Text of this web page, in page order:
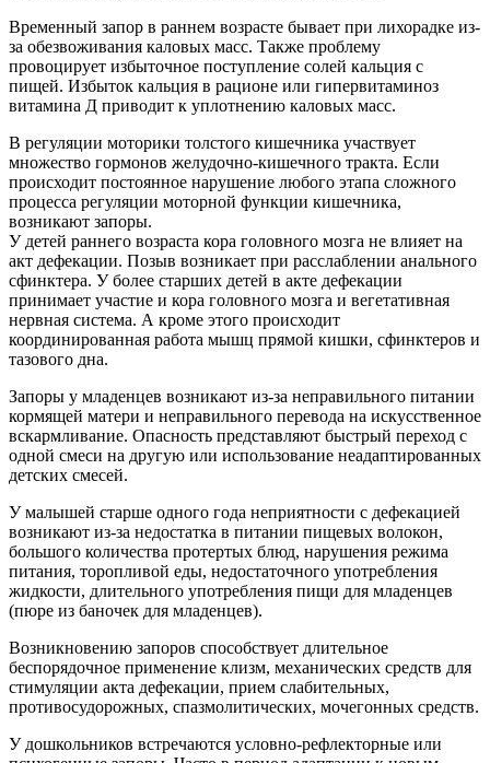
Временный запор в раннем возрасте бывает при лихорадке из-
за обезвоживания каловых масс. Также проблему
провоцирует избыточное поступление солей кальция с
пищей. Избыток кальция в рационе или гипервитаминоз
витамина Д приводит к уплотнению каловых масс.
В регуляции моторики толстого кишечника участвует
множество гормонов желудочно-кишечного тракта. Если
происходит постоянное нарушение любого этапа сложного
процесса регуляции моторной функции кишечника,
возникают запоры.
У детей раннего возраста кора головного мозга не влияет на
акт дефекации. Позыв возникает при расслаблении анального
сфинктера. У более старших детей в акте дефекации
принимает участие и кора головного мозга и вегетативная
нервная система. А кроме этого происходит
координированная работа мышц прямой кишки, сфинктеров и
тазового дна.
Запоры у младенцев возникают из-за неправильного питании
кормящей матери и неправильного перевода на искусственное
вскармливание. Опасность представляют быстрый переход с
одной смеси на другую или использование неадаптированных
детских смесей.
У малышей старше одного года неприятности с дефекацией
возникают из-за недостатка в питании пищевых волокон,
большого количества протертых блюд, нарушения режима
питания, торопливой еды, недостаточного употребления
жидкости, длительного употребления пищи для младенцев
(пюре из баночек для младенцев).
Возникновению запоров способствует длительное
беспорядочное применение клизм, механических средств для
стимуляции акта дефекации, прием слабительных,
противосудорожных, спазмолитических, мочегонных средств.
У дошкольников встречаются условно-рефлекторные или